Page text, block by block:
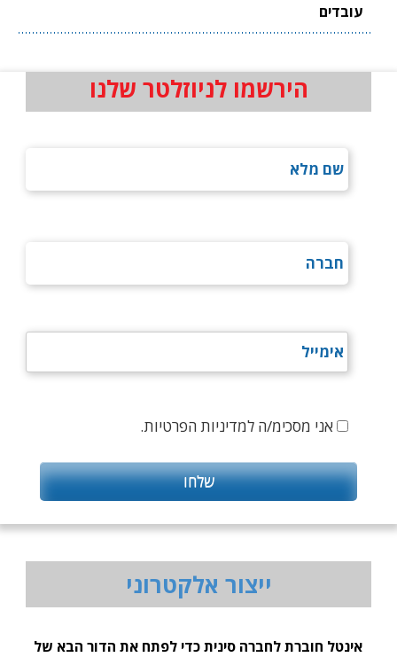
עובדים
הירשמו לניוזלטר שלנו
אני מסכימ/ה למדיניות הפרטיות.
ייצור אלקטרוני
אינטל חוברת לחברה סינית כדי לפתח את הדור הבא של